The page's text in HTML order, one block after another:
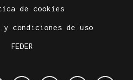
de cookies
condiciones de uso
FEDER